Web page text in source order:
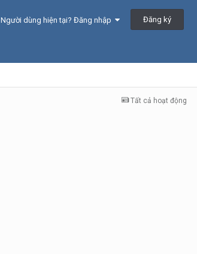
Người dùng hiện tại? Đăng nhập Đăng ký
Tất cả hoạt động